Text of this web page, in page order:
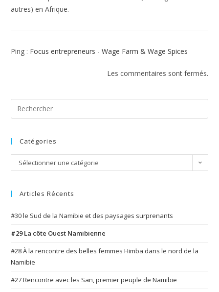
autres) en Afrique.
Ping : Focus entrepreneurs - Wage Farm & Wage Spices
Les commentaires sont fermés.
Search
for:
Catégories
Catégories
Sélectionner une catégorie
Articles Récents
#30 le Sud de la Namibie et des paysages surprenants
#29 La côte Ouest Namibienne
#28 À la rencontre des belles femmes Himba dans le nord de la
Namibie
#27 Rencontre avec les San, premier peuple de Namibie